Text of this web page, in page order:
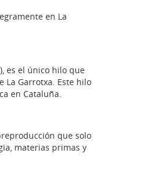
en La
es el único hilo que
La Garrotxa. Este hilo
en Cataluña.
que solo
materias primas y